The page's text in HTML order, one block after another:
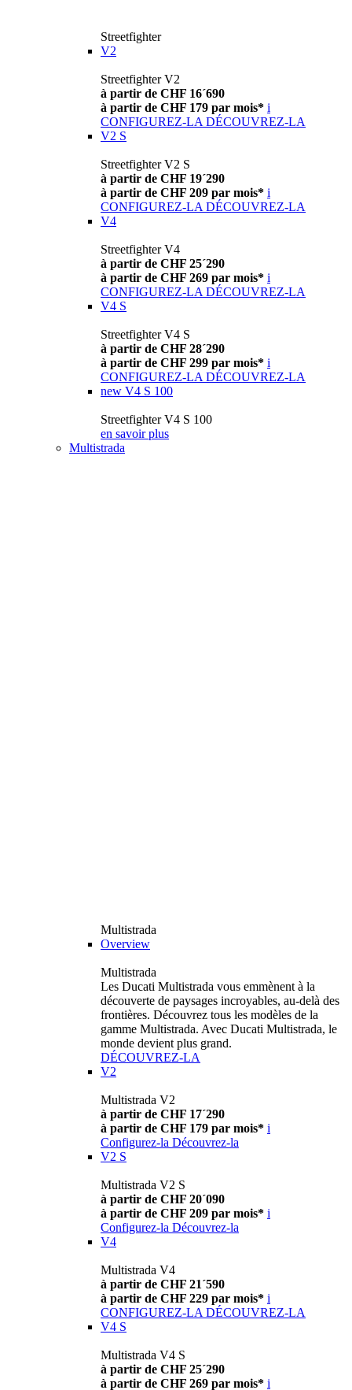
Streetfighter
V2
Streetfighter V2
à partir de CHF 16´690
à partir de CHF 179 par mois* i
CONFIGUREZ-LA DÉCOUVREZ-LA
V2 S
Streetfighter V2 S
à partir de CHF 19´290
à partir de CHF 209 par mois* i
CONFIGUREZ-LA DÉCOUVREZ-LA
V4
Streetfighter V4
à partir de CHF 25´290
à partir de CHF 269 par mois* i
CONFIGUREZ-LA DÉCOUVREZ-LA
V4 S
Streetfighter V4 S
à partir de CHF 28´290
à partir de CHF 299 par mois* i
CONFIGUREZ-LA DÉCOUVREZ-LA
new V4 S 100
Streetfighter V4 S 100
en savoir plus
Multistrada
Multistrada
Overview
Multistrada
Les Ducati Multistrada vous emmènent à la
découverte de paysages incroyables, au-delà des
frontières. Découvrez tous les modèles de la
gamme Multistrada. Avec Ducati Multistrada, le
monde devient plus grand.
DÉCOUVREZ-LA
V2
Multistrada V2
à partir de CHF 17´290
à partir de CHF 179 par mois* i
Configurez-la Découvrez-la
V2 S
Multistrada V2 S
à partir de CHF 20´090
à partir de CHF 209 par mois* i
Configurez-la Découvrez-la
V4
Multistrada V4
à partir de CHF 21´590
à partir de CHF 229 par mois* i
CONFIGUREZ-LA DÉCOUVREZ-LA
V4 S
Multistrada V4 S
à partir de CHF 25´290
à partir de CHF 269 par mois* i